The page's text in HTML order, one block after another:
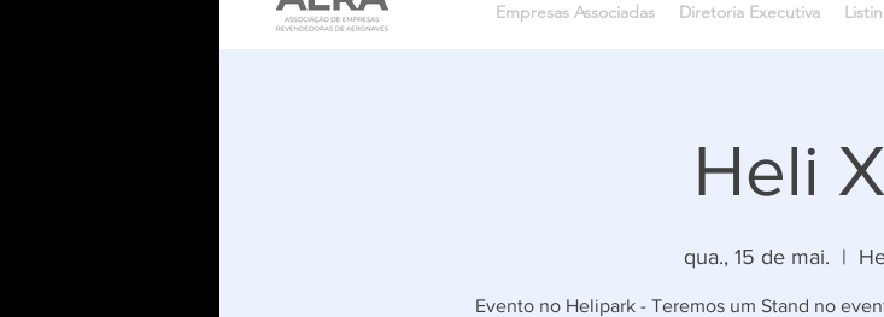
Empresas Associadas Diretoria Executiva
Heli
qua., 15 de mai.
  |
Evento no Helipark - Teremos um Stand no